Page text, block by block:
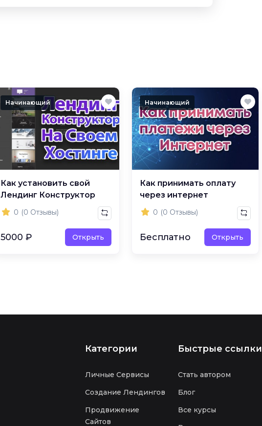
Начинающий
Как установить свой
Лендинг Конструктор
0 (0 Отзывы)
5000 ₽ Открыть
Начинающий
Как принимать оплату
через интернет
0 (0 Отзывы)
Бесплатно Открыть
Категории
Личные Сервисы
Создание Лендингов
Продвижение
Сайтов
Быстрые ссылки
Стать автором
Блог
Все курсы